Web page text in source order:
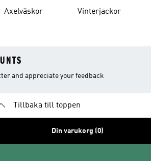
Axelväskor Vinterjackor
and appreciate your feedback
Tillbaka till toppen
Din varukorg (0)